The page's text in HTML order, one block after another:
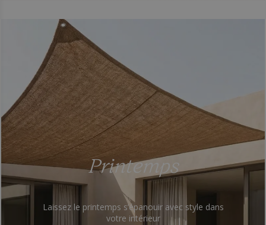
Printemps
Laissez le printemps s’épanouir avec style dans
votre intérieur